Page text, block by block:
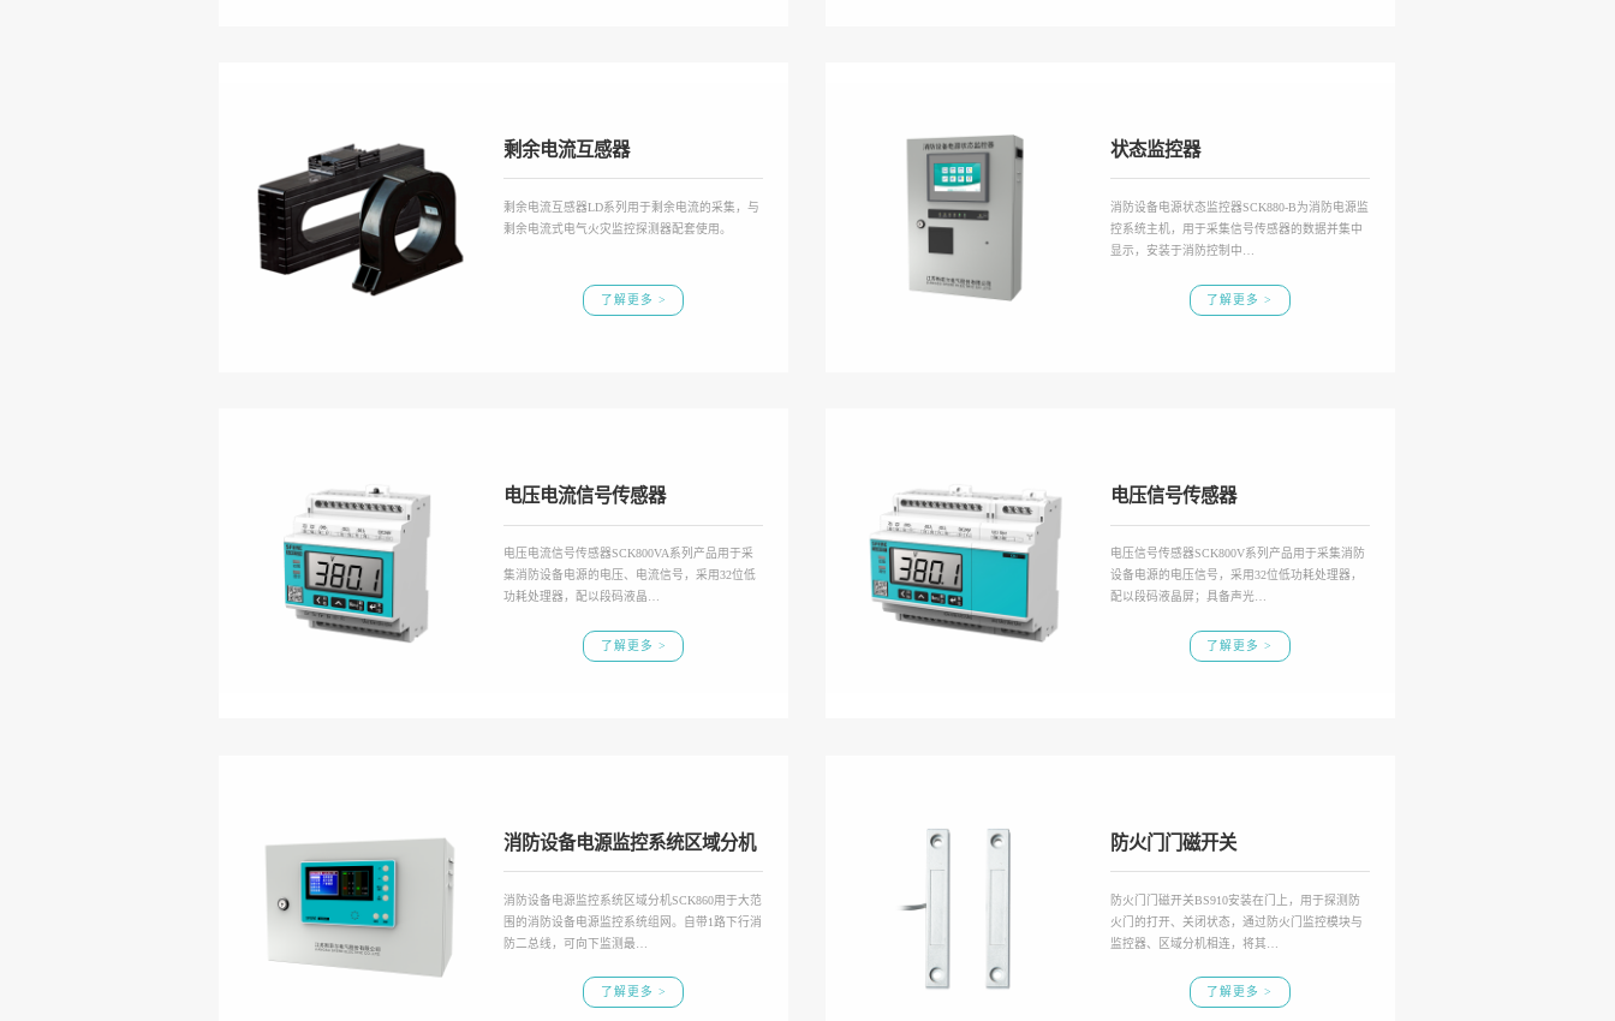
剩余电流互感器
剩余电流互感器LD系列用于剩余电流的采集，与
剩余电流式电气火灾监控探测器配套使用。
了解更多 >
状态监控器
消防设备电源状态监控器SCK880-B为消防电源监
控系统主机，用于采集信号传感器的数据并集中
显示，安装于消防控制中…
了解更多 >
电压电流信号传感器
电压电流信号传感器SCK800VA系列产品用于采
集消防设备电源的电压、电流信号，采用32位低
功耗处理器，配以段码液晶…
了解更多 >
电压信号传感器
电压信号传感器SCK800V系列产品用于采集消防
设备电源的电压信号，采用32位低功耗处理器，
配以段码液晶屏；具备声光…
了解更多 >
消防设备电源监控系统区域分机
消防设备电源监控系统区域分机SCK860用于大范
围的消防设备电源监控系统组网。自带1路下行消
防二总线，可向下监测最…
了解更多 >
防火门门磁开关
防火门门磁开关BS910安装在门上，用于探测防
火门的打开、关闭状态，通过防火门监控模块与
监控器、区域分机相连，将其…
了解更多 >